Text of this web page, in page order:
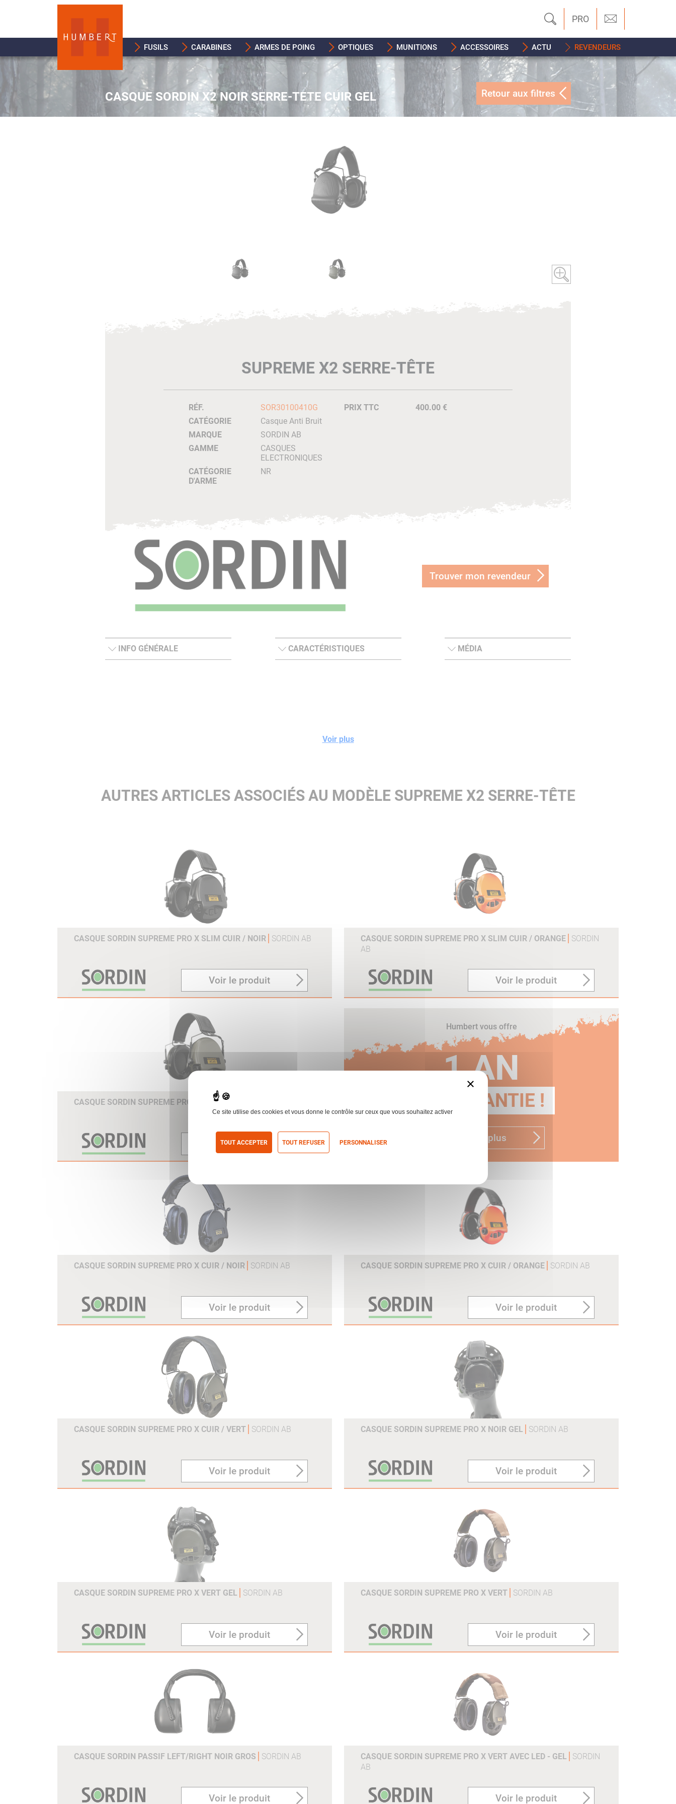
PRO
FUSILS CARABINES ARMES DE POING OPTIQUES MUNITIONS ACCESSOIRES ACTU REVENDEURS
CASQUE SORDIN X2 NOIR SERRE-TETE CUIR GEL Retour aux filtres
SUPREME X2 SERRE-TÊTE
RÉF.
SOR30100410G
CATÉGORIE
Casque Anti Bruit
MARQUE
SORDIN AB
GAMME
CASQUES
ELECTRONIQUES
CATÉGORIE
D'ARME
NR
PRIX TTC 400.00 €
Trouver mon revendeur
INFO GÉNÉRALE CARACTÉRISTIQUES MÉDIA
Voir plus
AUTRES ARTICLES ASSOCIÉS AU MODÈLE SUPREME X2 SERRE-TÊTE
CASQUE SORDIN SUPREME PRO X SLIM CUIR / NOIR SORDIN AB
Voir le produit
CASQUE SORDIN SUPREME PRO X SLIM CUIR / ORANGE
SORDIN
AB
Voir le produit
CASQUE SORDIN SUPREME PRO X SLIM CUIR / VERT
Voir le produit
Humbert vous offre
1 AN
DE GARANTIE !
En savoir plus
CASQUE SORDIN SUPREME PRO X CUIR / NOIR SORDIN AB
Voir le produit
CASQUE SORDIN SUPREME PRO X CUIR / ORANGE SORDIN AB
Voir le produit
CASQUE SORDIN SUPREME PRO X CUIR / VERT SORDIN AB
Voir le produit
CASQUE SORDIN SUPREME PRO X NOIR GEL SORDIN AB
Voir le produit
CASQUE SORDIN SUPREME PRO X VERT GEL SORDIN AB
Voir le produit
CASQUE SORDIN SUPREME PRO X VERT SORDIN AB
Voir le produit
CASQUE SORDIN PASSIF LEFT/RIGHT NOIR GROS SORDIN AB
Voir le produit
CASQUE SORDIN SUPREME PRO X VERT AVEC LED - GEL
SORDIN
AB
Voir le produit
×
Ce site utilise des cookies et vous donne le contrôle sur ceux que vous souhaitez activer
TOUT ACCEPTER TOUT REFUSER PERSONNALISER